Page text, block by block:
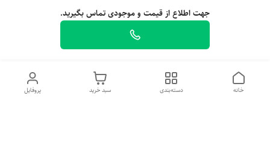
جهت اطلاع از قیمت و موجودی تماس بگیرید.
پروفایل سبد خرید دسته‌بندی خانه